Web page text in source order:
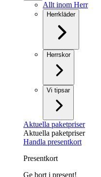
Allt inom Herr
Herrkläder
Herrskor
Vi tipsar
Aktuella paketpriser
Aktuella paketpriser
Handla presentkort
Presentkort
Ge bort i present!